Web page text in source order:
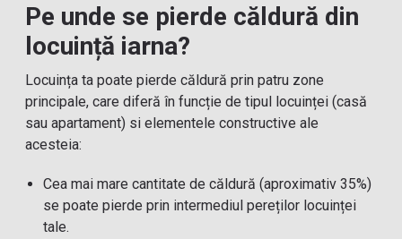
Pe unde se pierde căldură din
locuință iarna?
Locuința ta poate pierde căldură prin patru zone
principale, care diferă în funcție de tipul locuinței (casă
sau apartament) si elementele constructive ale
acesteia:
Cea mai mare cantitate de căldură (aproximativ 35%)
se poate pierde prin intermediul pereților locuinței
tale.